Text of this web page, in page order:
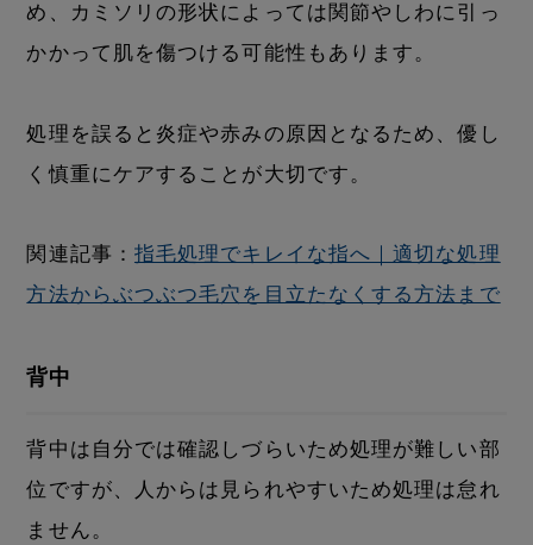
め、カミソリの形状によっては関節やしわに引っ
かかって肌を傷つける可能性もあります。
処理を誤ると炎症や赤みの原因となるため、優し
く慎重にケアすることが大切です。
関連記事： 指毛処理でキレイな指へ｜適切な処理
方法からぶつぶつ毛穴を目立たなくする方法まで
背中
背中は自分では確認しづらいため処理が難しい部
位ですが、人からは見られやすいため処理は怠れ
ません。